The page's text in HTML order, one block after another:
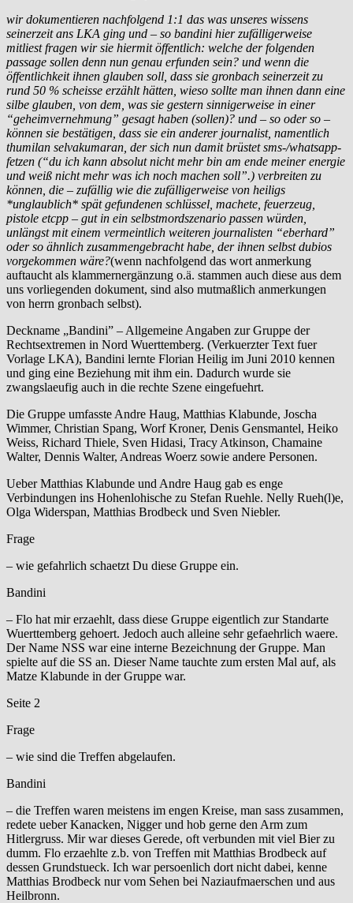
wir dokumentieren nachfolgend 1:1 das was unseres wissens
seinerzeit ans LKA ging und – so bandini hier zufälligerweise
mitliest fragen wir sie hiermit öffentlich: welche der folgenden
passage sollen denn nun genau erfunden sein? und wenn die
öffentlichkeit ihnen glauben soll, dass sie gronbach seinerzeit zu
rund 50 % scheisse erzählt hätten, wieso sollte man ihnen dann eine
silbe glauben, von dem, was sie gestern sinnigerweise in einer
“geheimvernehmung” gesagt haben (sollen)? und – so oder so –
können sie bestätigen, dass sie ein anderer journalist, namentlich
thumilan selvakumaran, der sich nun damit brüstet sms-/whatsapp-
fetzen (“du ich kann absolut nicht mehr bin am ende meiner energie
und weiß nicht mehr was ich noch machen soll”.) verbreiten zu
können, die – zufällig wie die zufälligerweise von heiligs
*unglaublich* spät gefundenen schlüssel, machete, feuerzeug,
pistole etcpp – gut in ein selbstmordszenario passen würden,
unlängst mit einem vermeintlich weiteren journalisten “eberhard”
oder so ähnlich zusammengebracht habe, der ihnen selbst dubios
vorgekommen wäre?(wenn nachfolgend das wort anmerkung
auftaucht als klammernergänzung o.ä. stammen auch diese aus dem
uns vorliegenden dokument, sind also mutmaßlich anmerkungen
von herrn gronbach selbst).
Deckname „Bandini” – Allgemeine Angaben zur Gruppe der
Rechtsextremen in Nord Wuerttemberg. (Verkuerzter Text fuer
Vorlage LKA), Bandini lernte Florian Heilig im Juni 2010 kennen
und ging eine Beziehung mit ihm ein. Dadurch wurde sie
zwangslaeufig auch in die rechte Szene eingefuehrt.
Die Gruppe umfasste Andre Haug, Matthias Klabunde, Joscha
Wimmer, Christian Spang, Worf Kroner, Denis Gensmantel, Heiko
Weiss, Richard Thiele, Sven Hidasi, Tracy Atkinson, Chamaine
Walter, Dennis Walter, Andreas Woerz sowie andere Personen.
Ueber Matthias Klabunde und Andre Haug gab es enge
Verbindungen ins Hohenlohische zu Stefan Ruehle. Nelly Rueh(l)e,
Olga Widerspan, Matthias Brodbeck und Sven Niebler.
Frage
– wie gefahrlich schaetzt Du diese Gruppe ein.
Bandini
– Flo hat mir erzaehlt, dass diese Gruppe eigentlich zur Standarte
Wuerttemberg gehoert. Jedoch auch alleine sehr gefaehrlich waere.
Der Name NSS war eine interne Bezeichnung der Gruppe. Man
spielte auf die SS an. Dieser Name tauchte zum ersten Mal auf, als
Matze Klabunde in der Gruppe war.
Seite 2
Frage
– wie sind die Treffen abgelaufen.
Bandini
– die Treffen waren meistens im engen Kreise, man sass zusammen,
redete ueber Kanacken, Nigger und hob gerne den Arm zum
Hitlergruss. Mir war dieses Gerede, oft verbunden mit viel Bier zu
dumm. Flo erzaehlte z.b. von Treffen mit Matthias Brodbeck auf
dessen Grundstueck. Ich war persoenlich dort nicht dabei, kenne
Matthias Brodbeck nur vom Sehen bei Naziaufmaerschen und aus
Heilbronn.